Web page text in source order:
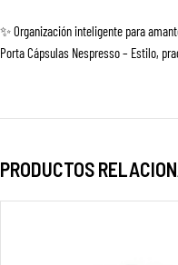
✨ Organización inteligente para
Porta Cápsulas Nespresso – Estilo,
PRODUCTOS